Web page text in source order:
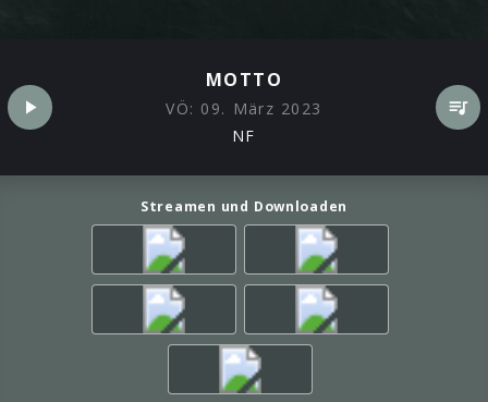
MOTTO
VÖ: 09. März 2023
NF
Streamen und Downloaden